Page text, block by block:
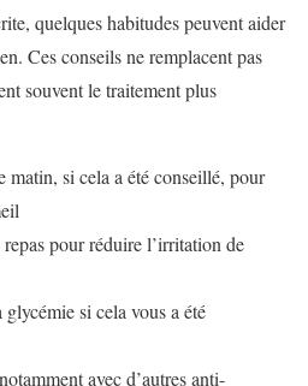
quelques habitudes peuvent aider
Ces conseils ne remplacent pas
souvent le traitement plus
matin, si cela a été conseillé, pour
pour réduire l’irritation de
si cela vous a été
avec d’autres anti-